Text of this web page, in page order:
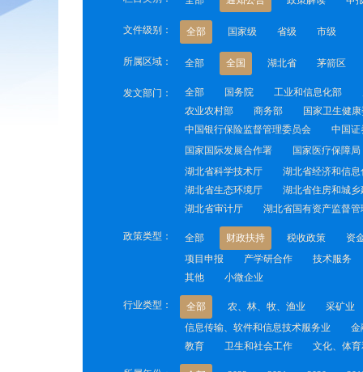
文件级别： 全部 国家级 省级 市级
所属区域： 全部 全国 湖北省 茅箭区
发文部门： 全部 国务院 工业和信息化部
农业农村部
商务部 国家卫生健
中国银行保险监督管理委员会
中国证
国家国际发展合作署
国家医疗保障局
湖北省科学技术厅
湖北省经济和信息
湖北省生态环境厅
湖北省住房和城乡
湖北省审计厅
湖北省国有资产监督管
政策类型： 全部 财政扶持 税收政策 资
项目申报
产学研合作 技术服务
其他
小微企业
行业类型： 全部 农、林、牧、渔业 采矿业
信息传输、软件和信息技术服务业
金
教育
卫生和社会工作 文化、体